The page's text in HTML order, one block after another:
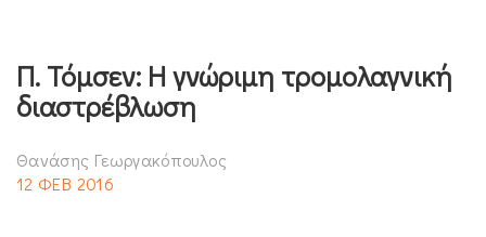
Π. Τόμσεν: Η γνώριμη τρομολαγνική
διαστρέβλωση
Θανάσης Γεωργακόπουλος
12 ΦΕΒ 2016